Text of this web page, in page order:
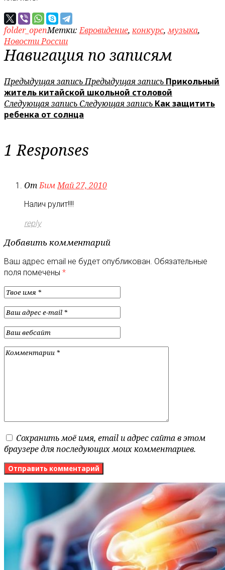
folder_openМетки:Евровидение, конкурс,музыка,
Новости России
Навигация по записям
Предыдущая записьПредыдущая запись Прикольный
житель китайской школьной столовой
Следующая запись Следующая запись Как защитить
ребенка от солнца
1 Responses
ОтБимМай 27, 2010
Налич рулит!!!!
reply
Добавить комментарий
Ваш адрес email не будет опубликован. Обязательные
поля помечены *
Сохранить моё имя, email и адрес сайта в этом
браузере для последующих моих комментариев.